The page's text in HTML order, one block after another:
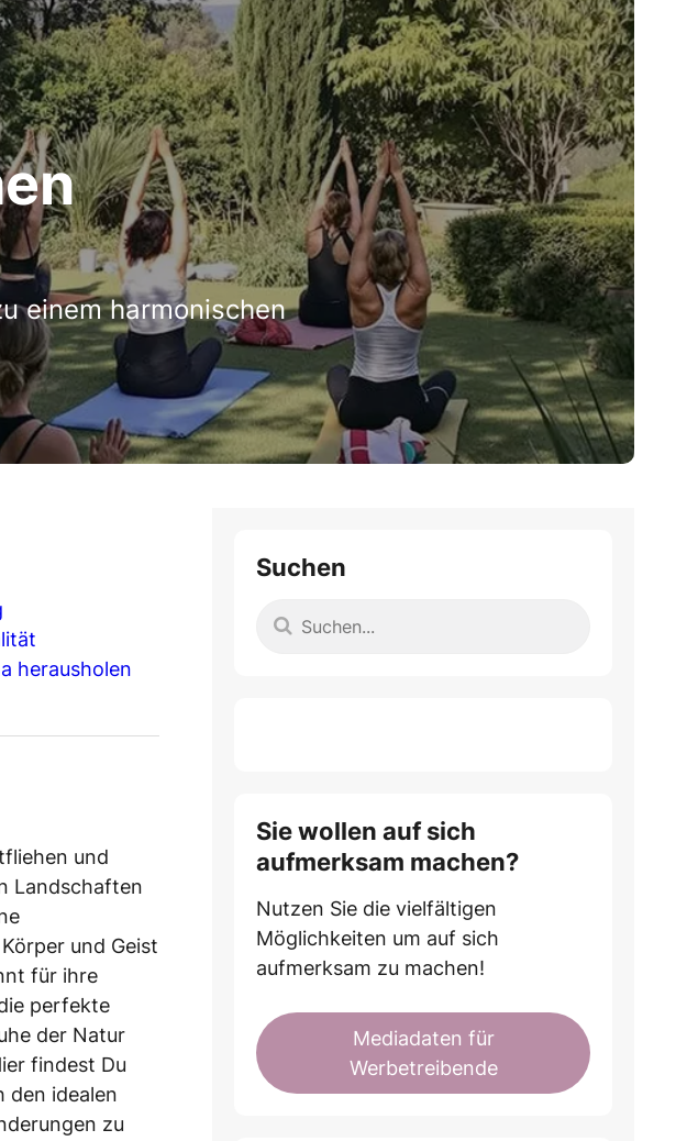
einem harmonischen
herausholen
und
Landschaften
und Geist
für ihre
perfekte
der Natur
findest Du
den idealen
zu
Suchen
Sie wollen auf sich
aufmerksam machen?
Nutzen Sie die vielfältigen
Möglichkeiten um auf sich
aufmerksam zu machen!
Mediadaten für
Werbetreibende